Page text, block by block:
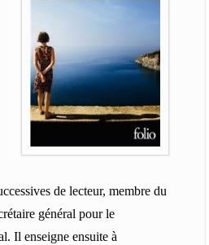
de lecteur, membre du
général pour le
Il enseigne ensuite à